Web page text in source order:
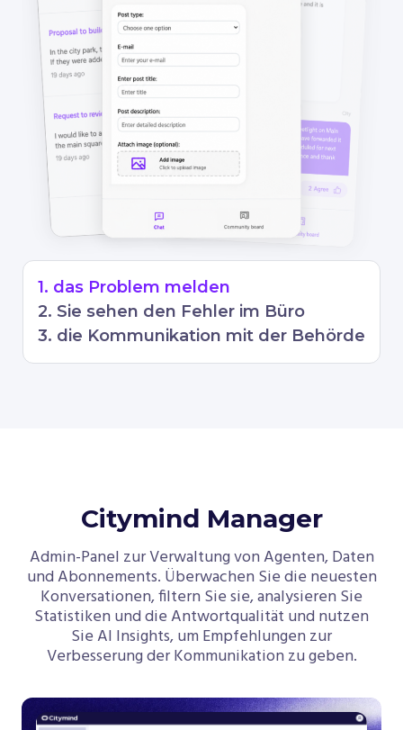
1. das Problem melden
2. Sie sehen den Fehler im Büro
3. die Kommunikation mit der Behörde
Citymind Manager
Admin-Panel zur Verwaltung von Agenten, Daten
und Abonnements. Überwachen Sie die neuesten
Konversationen, filtern Sie sie, analysieren Sie
Statistiken und die Antwortqualität und nutzen
Sie AI Insights, um Empfehlungen zur
Verbesserung der Kommunikation zu geben.